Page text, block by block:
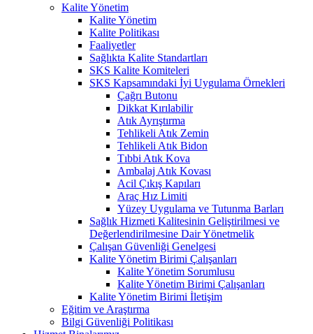
Kalite Yönetim
Kalite Yönetim
Kalite Politikası
Faaliyetler
Sağlıkta Kalite Standartları
SKS Kalite Komiteleri
SKS Kapsamındaki İyi Uygulama Örnekleri
Çağrı Butonu
Dikkat Kırılabilir
Atık Ayrıştırma
Tehlikeli Atık Zemin
Tehlikeli Atık Bidon
Tıbbi Atık Kova
Ambalaj Atık Kovası
Acil Çıkış Kapıları
Araç Hız Limiti
Yüzey Uygulama ve Tutunma Barları
Sağlık Hizmeti Kalitesinin Geliştirilmesi ve
Değerlendirilmesine Dair Yönetmelik
Çalışan Güvenliği Genelgesi
Kalite Yönetim Birimi Çalışanları
Kalite Yönetim Sorumlusu
Kalite Yönetim Birimi Çalışanları
Kalite Yönetim Birimi İletişim
Eğitim ve Araştırma
Bilgi Güvenliği Politikası